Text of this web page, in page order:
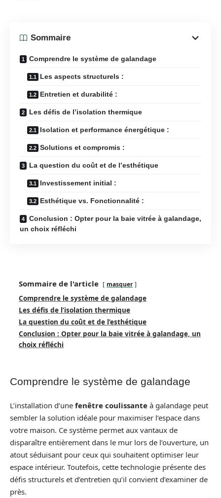
Sommaire
Comprendre le système de galandage
Les aspects structurels :
Entretien et durabilité :
Les défis de l’isolation thermique
Isolation et performance énergétique :
Solutions et compromis :
La question du coût et de l’esthétique
Investissement initial :
Esthétique vs. Fonctionnalité :
Conclusion : Opter pour la baie vitrée à galandage,
un choix réfléchi
Sommaire de l'article masquer
Comprendre le système de galandage
Les défis de l’isolation thermique
La question du coût et de l’esthétique
Conclusion : Opter pour la baie vitrée à galandage, un
choix réfléchi
Comprendre le système de galandage
L’installation d’une fenêtre coulissante à galandage peut
sembler la solution idéale pour maximiser l’espace dans
votre maison. Ce système permet aux vantaux de
disparaître entièrement dans le mur lors de l’ouverture, un
atout séduisant pour ceux qui souhaitent optimiser leur
espace intérieur. Toutefois, cette technologie présente des
défis structurels et d’entretien qu’il convient d’examiner de
près.